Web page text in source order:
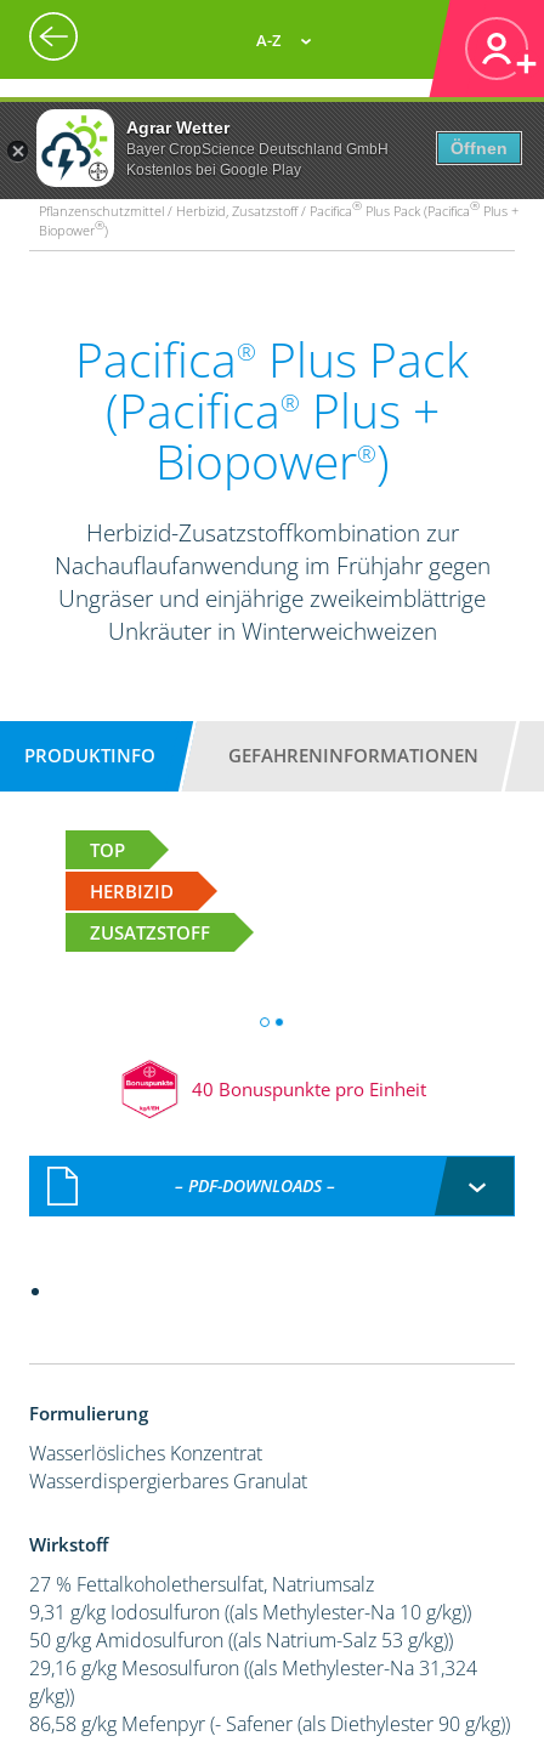
Agrar Wetter
Bayer CropScience Deutschland GmbH
Kostenlos bei Google Play
Öffnen
A-Z
Pflanzenschutzmittel / Herbizid, Zusatzstoff / Pacifica® Plus Pack (Pacifica® Plus +
Biopower®)
Pacifica® Plus Pack
(Pacifica® Plus +
Biopower®)
Herbizid-Zusatzstoffkombination zur
Nachauflaufanwendung im Frühjahr gegen
Ungräser und einjährige zweikeimblättrige
Unkräuter in Winterweichweizen
PRODUKTINFO GEFAHRENINFORMATIONEN
TOP
HERBIZID
ZUSATZSTOFF
40 Bonuspunkte pro Einheit
– PDF-DOWNLOADS –
Formulierung
Wasserlösliches Konzentrat
Wasserdispergierbares Granulat
Wirkstoff
27 % Fettalkoholethersulfat, Natriumsalz
9,31 g/kg Iodosulfuron ((als Methylester-Na 10 g/kg))
50 g/kg Amidosulfuron ((als Natrium-Salz 53 g/kg))
29,16 g/kg Mesosulfuron ((als Methylester-Na 31,324
g/kg))
86,58 g/kg Mefenpyr (- Safener (als Diethylester 90 g/kg))